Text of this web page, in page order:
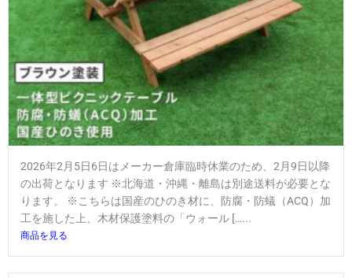
2026年2月5日6日はメーカー倉庫臨時休業のため、2月9日以降
の出荷となります ※北海道・沖縄・離島は別途送料が必要とな
ります。 ※こちらは国産のひのき材に、防腐・防蟻（ACQ）加
工を施した上、木材保護塗料の「ウォール […...
商品を見る